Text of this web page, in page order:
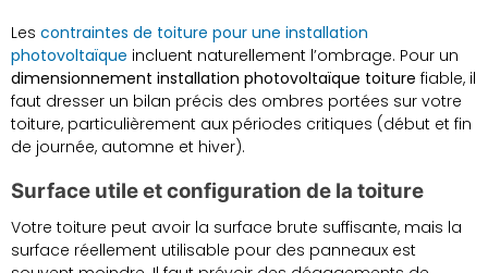
Les contraintes de toiture pour une installation
photovoltaïque incluent naturellement l’ombrage. Pour un
dimensionnement installation photovoltaïque toiture fiable, il
faut dresser un bilan précis des ombres portées sur votre
toiture, particulièrement aux périodes critiques (début et fin
de journée, automne et hiver).
Surface utile et configuration de la toiture
Votre toiture peut avoir la surface brute suffisante, mais la
surface réellement utilisable pour des panneaux est